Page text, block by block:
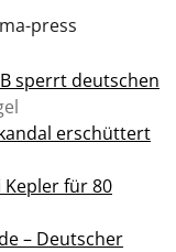
press
sperrt deutschen
erschüttert
für 80
– Deutscher